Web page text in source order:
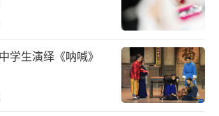
研究院等对垣曲北白鹅贵族墓
盒
学生演绎《呐喊》